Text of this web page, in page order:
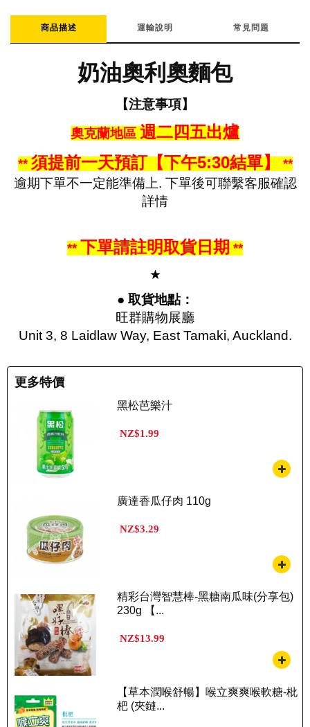
商品描述 運輸說明 常見問題
奶油奧利奧麵包
【注意事項】
奧克蘭地區 週二四五出爐
**須提前一天預訂【下午5:30結單】 **
逾期下單不一定能準備上. 下單後可聯繫客服確認
詳情
**下單請註明取貨日期 **
★
● 取貨地點：
旺群購物展廳
Unit 3, 8 Laidlaw Way, East Tamaki, Auckland.
更多特價
黑松芭樂汁
NZ$1.99
廣達香瓜仔肉 110g
NZ$3.29
精彩台灣智慧棒-黑糖南瓜味(分享包)
230g 【...
NZ$13.99
【草本潤喉舒暢】喉立爽爽喉軟糖-枇
杷 (夾鏈...